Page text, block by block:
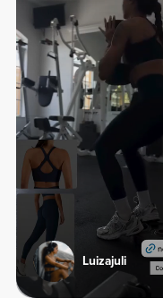
Luizajuli